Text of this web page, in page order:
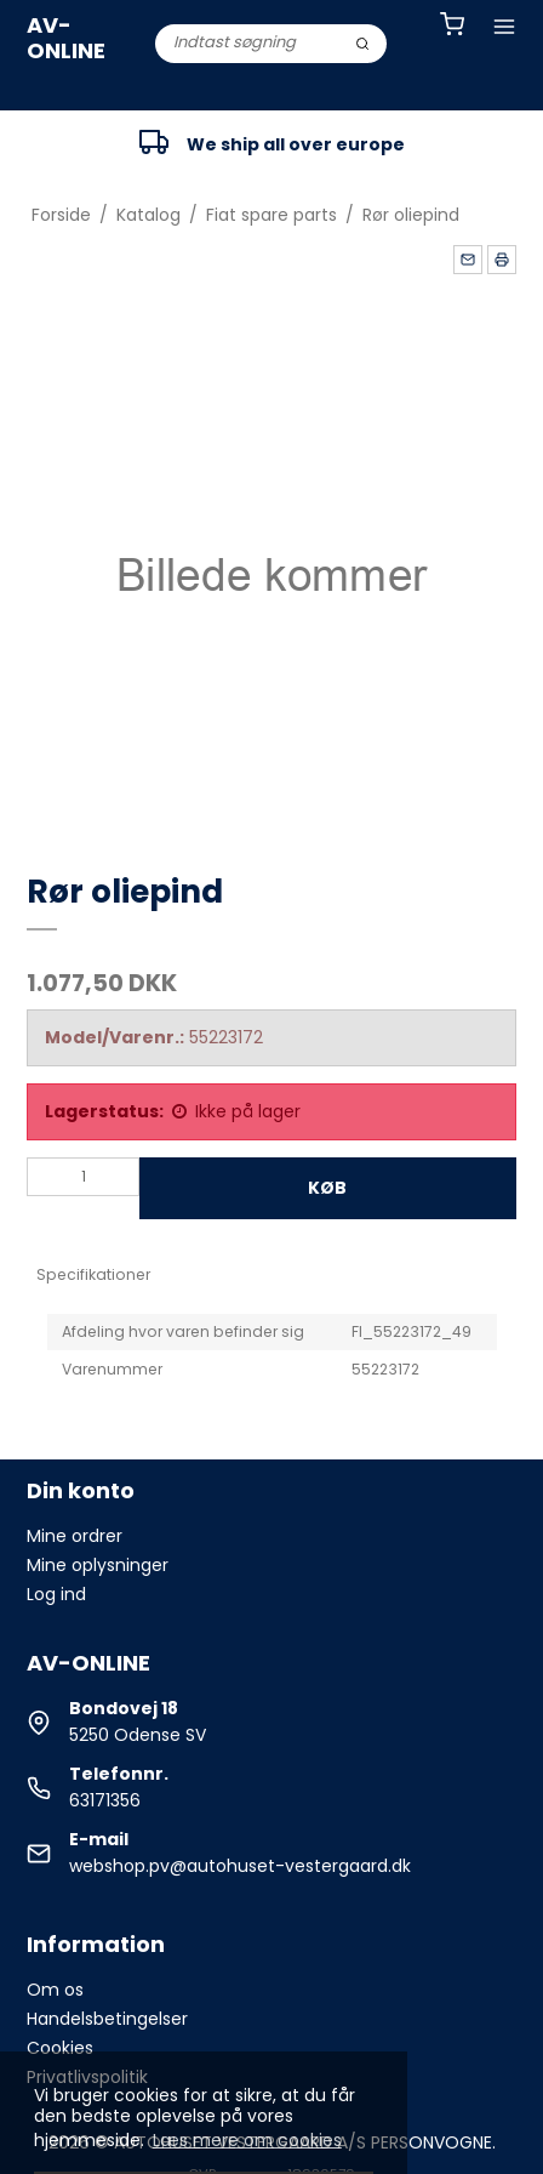
Vi bruger cookies for at sikre, at du får
den bedste oplevelse på vores
hjemmeside.Læs mere om cookies
AV-
ONLINE
We ship all over europe
Forside / Katalog / Fiat spare parts / Rør oliepind
Rør oliepind
1.077,50 DKK
Model/Varenr.: 55223172
Lagerstatus: Ikke på lager
KØB
Specifikationer
Afdeling hvor varen befinder sig
FI_55223172_49
Varenummer
55223172
Din konto
Mine ordrer
Mine oplysninger
Log ind
AV-ONLINE
Bondovej 18
5250 Odense SV
Telefonnr.
63171356
E-mail
webshop.pv@autohuset-vestergaard.dk
Information
Om os
Handelsbetingelser
Cookies
Privatlivspolitik
2026 © AUTOHUSET VESTERGAARD A/S PERSONVOGNE.